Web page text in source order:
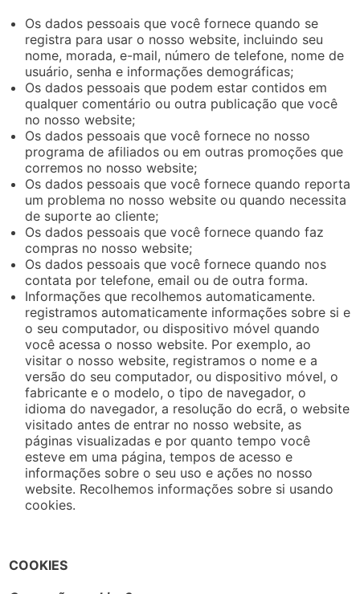
Os dados pessoais que você fornece quando se
registra para usar o nosso website, incluindo seu
nome, morada, e-mail, número de telefone, nome de
usuário, senha e informações demográficas;
Os dados pessoais que podem estar contidos em
qualquer comentário ou outra publicação que você
no nosso website;
Os dados pessoais que você fornece no nosso
programa de afiliados ou em outras promoções que
corremos no nosso website;
Os dados pessoais que você fornece quando reporta
um problema no nosso website ou quando necessita
de suporte ao cliente;
Os dados pessoais que você fornece quando faz
compras no nosso website;
Os dados pessoais que você fornece quando nos
contata por telefone, email ou de outra forma.
Informações que recolhemos automaticamente.
registramos automaticamente informações sobre si e
o seu computador, ou dispositivo móvel quando
você acessa o nosso website. Por exemplo, ao
visitar o nosso website, registramos o nome e a
versão do seu computador, ou dispositivo móvel, o
fabricante e o modelo, o tipo de navegador, o
idioma do navegador, a resolução do ecrã, o website
visitado antes de entrar no nosso website, as
páginas visualizadas e por quanto tempo você
esteve em uma página, tempos de acesso e
informações sobre o seu uso e ações no nosso
website. Recolhemos informações sobre si usando
cookies.
COOKIES